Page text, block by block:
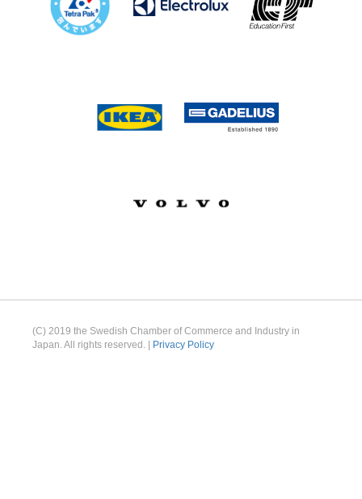
(C) 2019 the Swedish Chamber of Commerce and Industry in
Japan. All rights reserved. | Privacy Policy